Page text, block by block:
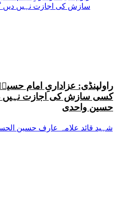
راولپنڈی: عزاداریِ امام
کسی سازش کی اجازت نہیں
حسین واحدی